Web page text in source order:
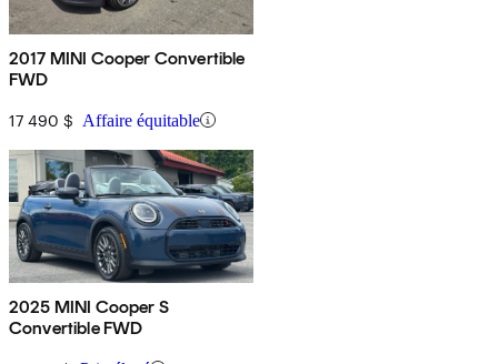
2017 MINI Cooper Convertible
FWD
17 490 $ Affaire équitable
2025 MINI Cooper S
Convertible FWD